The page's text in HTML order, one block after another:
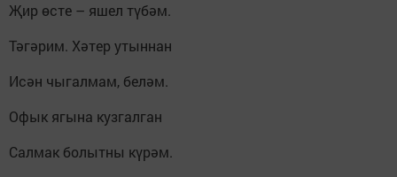
Җир өсте – яшел түбәм.
Тәгәрим. Хәтер утыннан
Исән чыгалмам, беләм.
Офык ягына кузгалган
Салмак болытны күрәм.